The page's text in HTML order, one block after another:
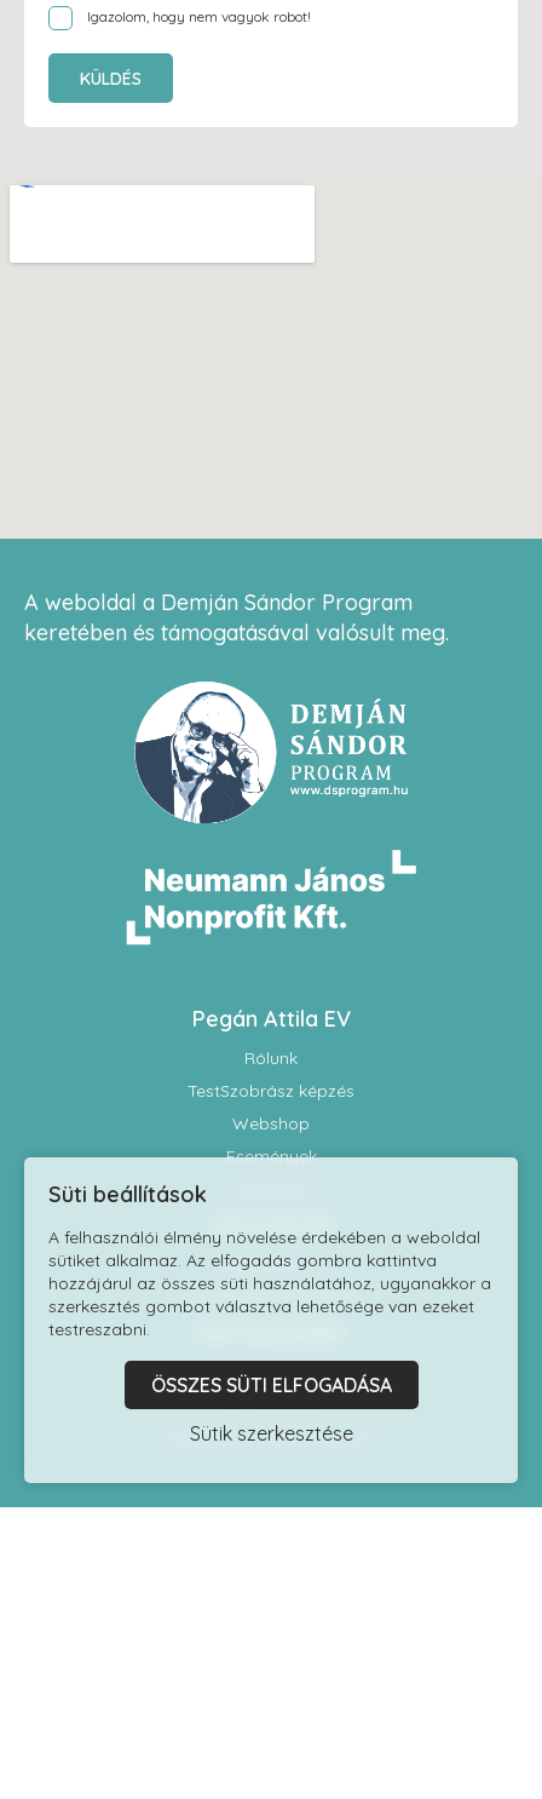
Igazolom, hogy nem vagyok robot!
KÜLDÉS
A weboldal a Demján Sándor Program
keretében és támogatásával valósult meg.
Pegán Attila EV
Rólunk
TestSzobrász képzés
Webshop
Események
Információk
Impresszum
Adatvédelmi szabályzat
1118 Budapest Kelenhegyi út 7/9.
06 1 8170060
info@testszobrasziskola.hu
Süti beállítások
A felhasználói élmény növelése érdekében a weboldal
sütiket alkalmaz. Az elfogadás gombra kattintva
hozzájárul az összes süti használatához, ugyanakkor a
szerkesztés gombot választva lehetősége van ezeket
testreszabni.
ÖSSZES SÜTI ELFOGADÁSA
Sütik szerkesztése